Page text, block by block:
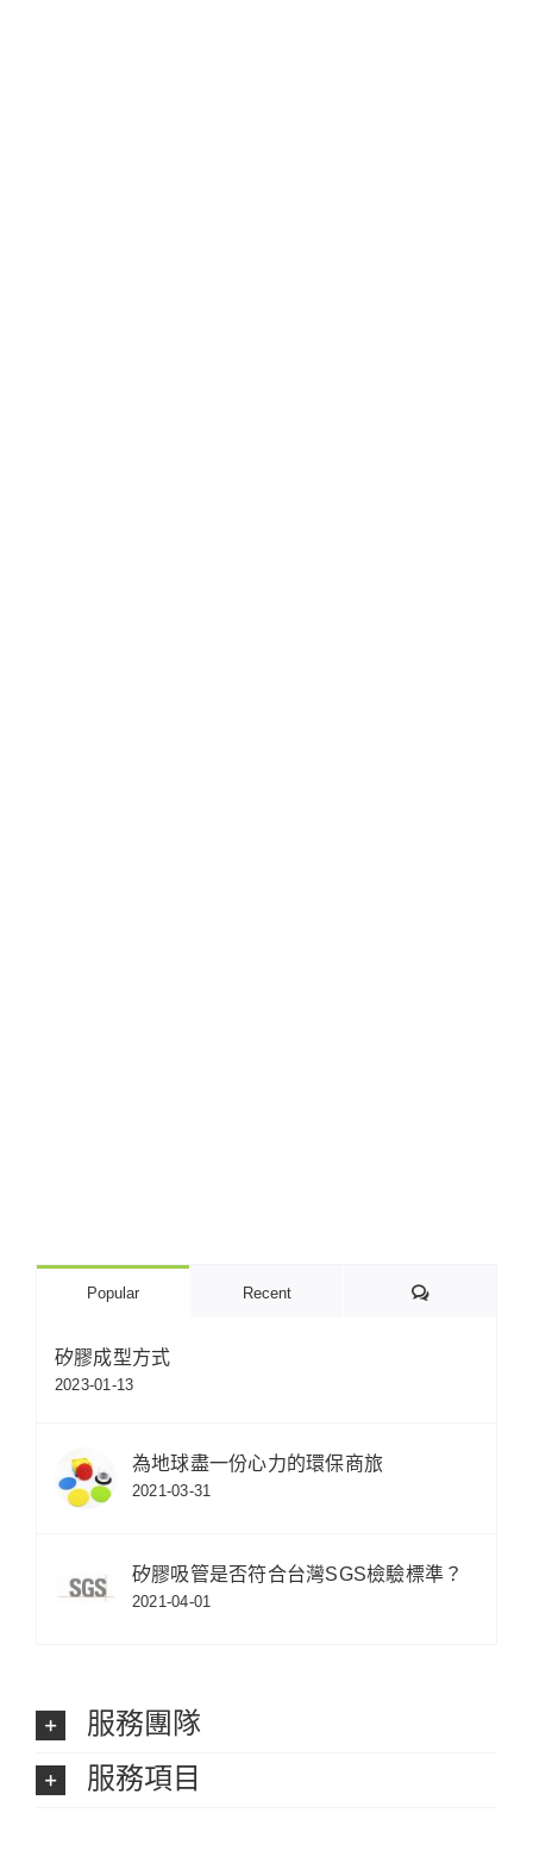
Popular Recent Comments
矽膠成型方式
2023-01-13
為地球盡一份心力的環保商旅
2021-03-31
矽膠吸管是否符合台灣SGS檢驗標準？
2021-04-01
服務團隊
服務項目